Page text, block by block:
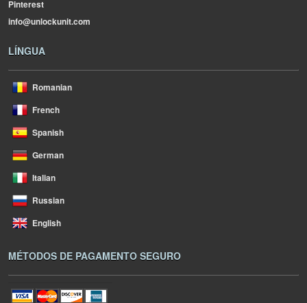
Pinterest
info@unlockunit.com
LÍNGUA
Romanian
French
Spanish
German
Italian
Russian
English
MÉTODOS DE PAGAMENTO SEGURO